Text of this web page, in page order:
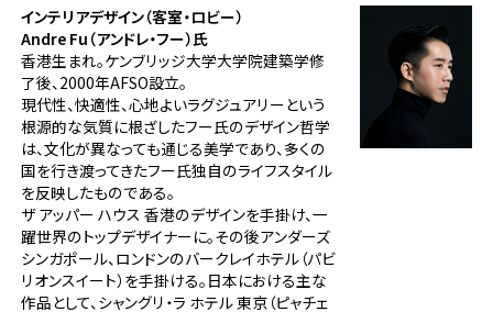
インテリアデザイン（客室・ロビー）
Andre Fu（アンドレ・フー）氏
香港生まれ。ケンブリッジ大学大学院建築学修
了後、2000年AFSO設立。
現代性、快適性、心地よいラグジュアリーという
根源的な気質に根ざしたフー氏のデザイン哲学
は、文化が異なっても通じる美学であり、多くの
国を行き渡ってきたフー氏独自のライフスタイル
を反映したものである。
ザ アッパー ハウス 香港のデザインを手掛け、一
躍世界のトップデザイナーに。その後アンダーズ
シンガポール、ロンドンのバークレイホテル（パビ
リオンスイート）を手掛ける。日本における主な
作品として、シャングリ・ラ ホテル 東京（ピャチェ